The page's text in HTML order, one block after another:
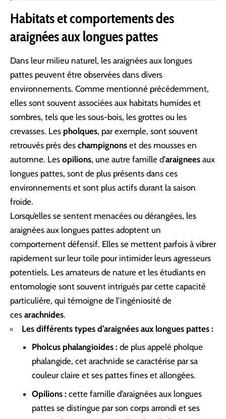
Habitats et comportements des
araignées aux longues pattes
Dans leur milieu naturel, les araignées aux longues
pattes peuvent être observées dans divers
environnements. Comme mentionné précédemment,
elles sont souvent associées aux habitats humides et
sombres, tels que les sous-bois, les grottes ou les
crevasses. Les pholques, par exemple, sont souvent
retrouvés près des champignons et des mousses en
automne. Les opilions, une autre famille d’araignees aux
longues pattes, sont de plus présents dans ces
environnements et sont plus actifs durant la saison
froide.
Lorsqu’elles se sentent menacées ou dérangées, les
araignées aux longues pattes adoptent un
comportement défensif. Elles se mettent parfois à vibrer
rapidement sur leur toile pour intimider leurs agresseurs
potentiels. Les amateurs de nature et les étudiants en
entomologie sont souvent intrigués par cette capacité
particulière, qui témoigne de l’ingéniosité de
ces arachnides.
Les différents types d’araignées aux longues pattes :
Pholcus phalangioides : de plus appelé pholque
phalangide, cet arachnide se caractérise par sa
couleur claire et ses pattes fines et allongées.
Opilions : cette famille d’araignées aux longues
pattes se distingue par son corps arrondi et ses